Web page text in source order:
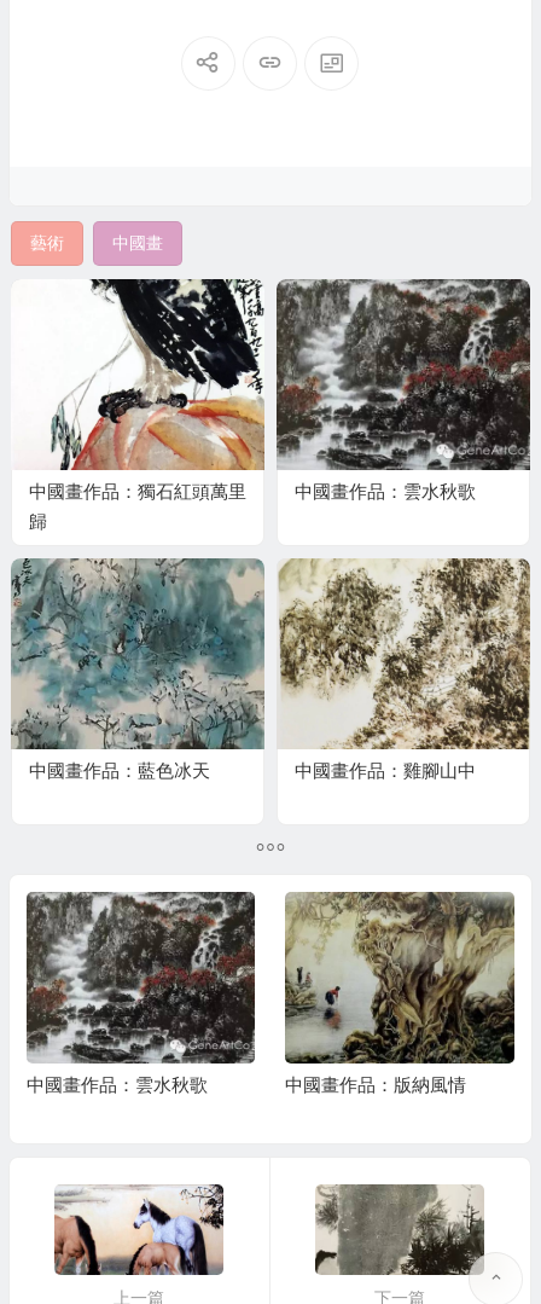
藝術 中國畫
中國畫作品：獨石紅頭萬里
歸
中國畫作品：雲水秋歌
中國畫作品：藍色冰天 中國畫作品：雞腳山中
中國畫作品：雲水秋歌 中國畫作品：版納風情
上一篇 下一篇